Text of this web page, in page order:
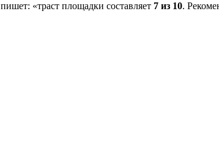
пишет: «траст площадки составляет 7 из 10.